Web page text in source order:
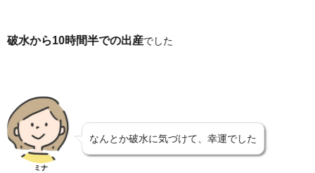
破水から10時間半での出産でした
ミナ
なんとか破水に気づけて、幸運でした